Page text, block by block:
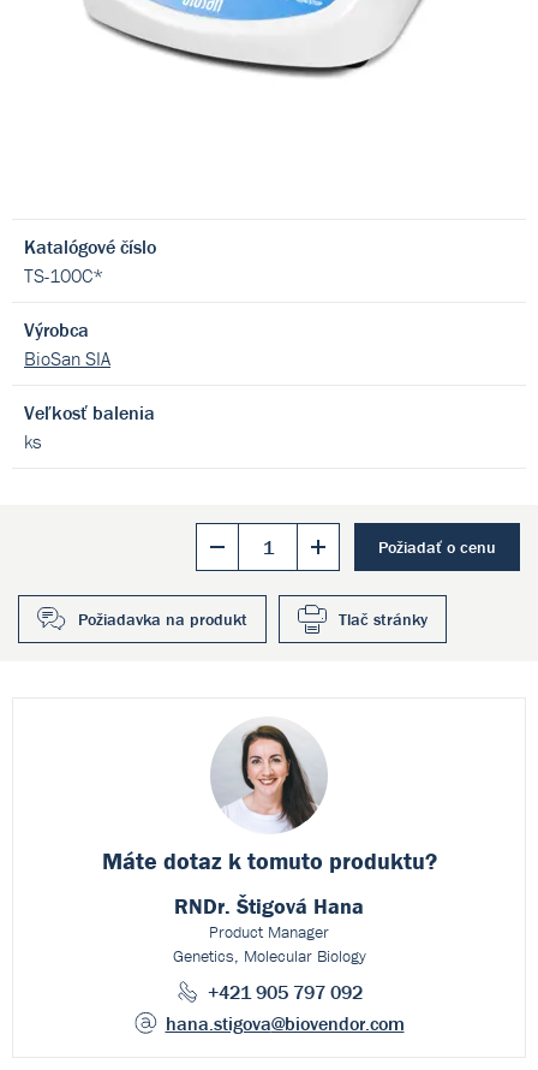
Katalógové číslo
TS-100C*
Výrobca
BioSan SIA
Veľkosť balenia
ks
Požiadať o cenu
Požiadavka na produkt Tlač stránky
Máte dotaz k tomuto produktu?
RNDr. Štigová Hana
Product Manager
Genetics, Molecular Biology
+421 905 797 092
hana.stigova@biovendor.com